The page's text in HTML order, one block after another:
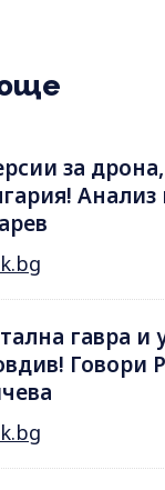
за
Анализ
гавра и
Говори